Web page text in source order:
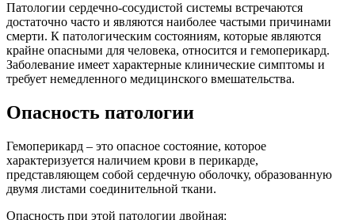
Патологии сердечно-сосудистой системы встречаются
достаточно часто и являются наиболее частыми причинами
смерти. К патологическим состояниям, которые являются
крайне опасными для человека, относится и гемоперикард.
Заболевание имеет характерные клинические симптомы и
требует немедленного медицинского вмешательства.
Опасность патологии
Гемоперикард – это опасное состояние, которое
характеризуется наличием крови в перикарде,
представляющем собой сердечную оболочку, образованную
двумя листами соединительной ткани.
Опасность при этой патологии двойная: